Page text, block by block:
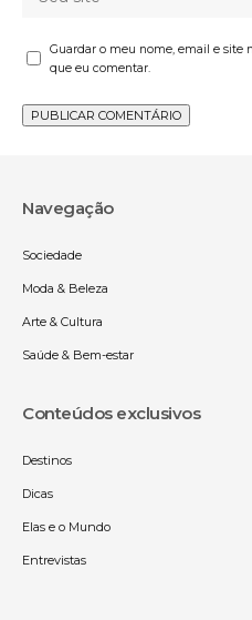
Guardar o meu nome, email e site
que eu comentar.
Navegação
Sociedade
Moda & Beleza
Arte & Cultura
Saúde & Bem-estar
Conteúdos exclusivos
Destinos
Dicas
Elas e o Mundo
Entrevistas